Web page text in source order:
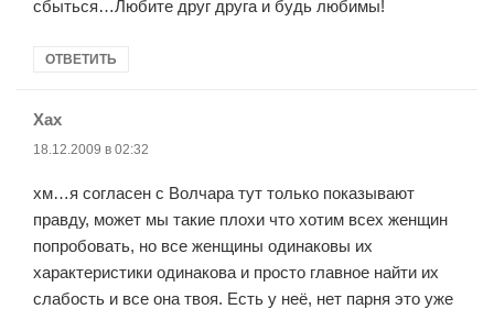
сбыться…Любите друг друга и будь любимы!
ОТВЕТИТЬ
Xax
18.12.2009 в 02:32
хм…я согласен с Волчара тут только показывают
правду, может мы такие плохи что хотим всех женщин
попробовать, но все женщины одинаковы их
характеристики одинакова и просто главное найти их
слабость и все она твоя. Есть у неё, нет парня это уже